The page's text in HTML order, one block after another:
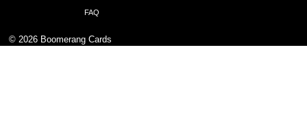
FAQ
© 2026 Boomerang Cards